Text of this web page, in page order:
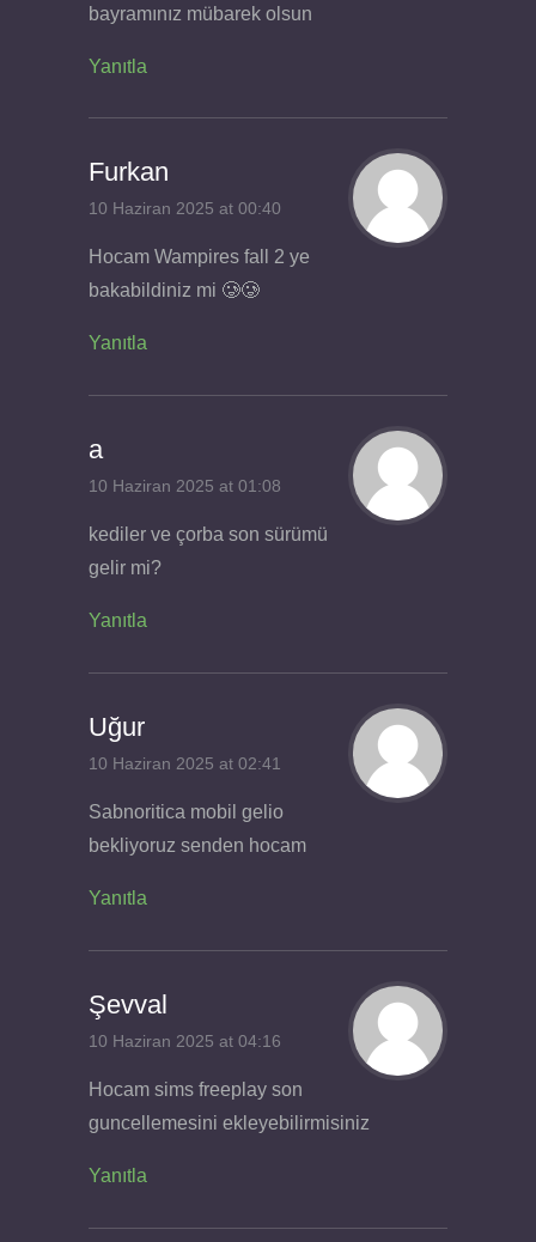
bayramınız mübarek olsun
Yanıtla
Furkan
10 Haziran 2025 at 00:40
Hocam Wampires fall 2 ye
bakabildiniz mi 🥲🥲
Yanıtla
a
10 Haziran 2025 at 01:08
kediler ve çorba son sürümü
gelir mi?
Yanıtla
Uğur
10 Haziran 2025 at 02:41
Sabnoritica mobil gelio
bekliyoruz senden hocam
Yanıtla
Şevval
10 Haziran 2025 at 04:16
Hocam sims freeplay son
guncellemesini ekleyebilirmisiniz
Yanıtla